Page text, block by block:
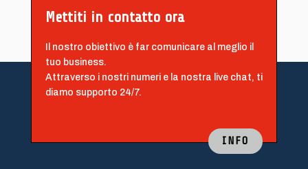
Mettiti in contatto ora
Il nostro obiettivo è far comunicare al meglio il
tuo business.
Attraverso i nostri numeri e la nostra live chat, ti
diamo supporto 24/7.
INFO